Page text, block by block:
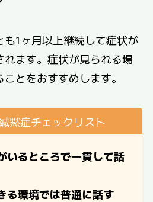
1ヶ月以上継続して症状が
ます。症状が見られる場
とをおすすめします。
黙症チェックリスト
いるところで一貫して話
る環境では普通に話す